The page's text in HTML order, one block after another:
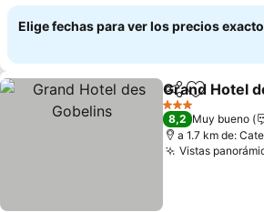
Elige fechas para ver los precios
Compartir
Agregar
Grand Hotel
3 Estrellas
8,2 Muy bueno
a 1.7 km de:
Vistas